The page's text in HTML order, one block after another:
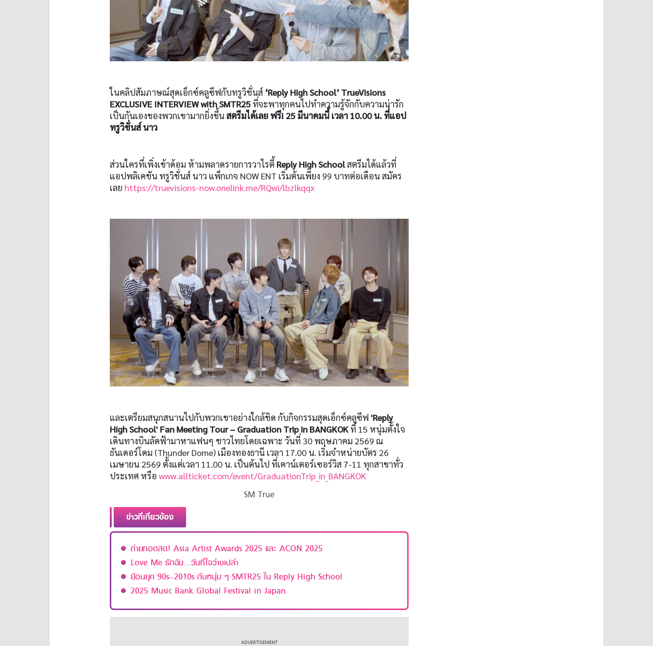
ในคลิปสัมภาษณ์สุดเอ็กซ์คลูซีฟกับทรูวิชั่นส์ ‘Reply High School’ TrueVisions
EXCLUSIVE INTERVIEW with SMTR25 ที่จะพาทุกคนไปทำความรู้จักกับความน่ารัก
เป็นกันเองของพวกเขามากยิ่งขึ้นสตรีมได้เลย ฟรี! 25 มีนาคมนี้ เวลา 10.00น. ที่แอป
ทรูวิชั่นส์ นาว
ส่วนใครที่เพิ่งเข้าด้อม ห้ามพลาดรายการวาไรตี้ Reply High Schoolสตรีมได้แล้วที่
แอปพลิเคชัน ทรูวิชั่นส์ นาว แพ็กเกจ NOW ENT เริ่มต้นเพียง 99 บาทต่อเดือน สมัคร
เลย https://truevisions-now.onelink.me/RQwi/lbzlkqqx
และเตรียมสนุกสนานไปกับพวกเขาอย่างใกล้ชิด กับกิจกรรมสุดเอ็กซ์คลูซีฟ 'Reply
High School' Fan Meeting Tour – Graduation Trip in BANGKOK ที่ 15 หนุ่มตั้งใจ
เดินทางบินลัดฟ้ามาหาแฟนๆ ชาวไทยโดยเฉพาะ วันที่ 30 พฤษภาคม 2569 ณ
ธันเดอร์โดม (Thunder Dome) เมืองทองธานี เวลา 17.00 น. เริ่มจำหน่ายบัตร 26
เมษายน 2569 ตั้งแต่เวลา 11.00 น. เป็นต้นไป ที่เคาน์เตอร์เซอร์วิส 7-11 ทุกสาขาทั่ว
ประเทศ หรือ www.allticket.com/event/GraduationTrip_in_BANGKOK
SM True
ข่าวที่เกี่ยวข้อง
ถ่ายทอดสด! Asia Artist Awards 2025 และ ACON 2025
Love Me รักฉัน...วันที่ใจว่างเปล่า
ย้อนยุค 90s–2010s กับหนุ่ม ๆ SMTR25 ใน Reply High School
2025 Music Bank Global Festival in Japan